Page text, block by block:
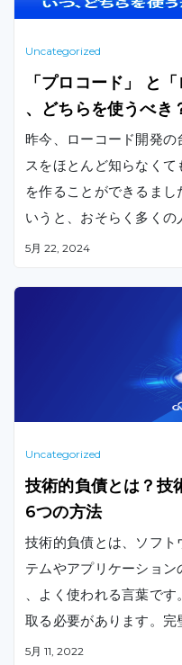
Uncategorized
「プロコード」 と
、どちらを使うべき
昨今、ローコード開発
スをほとんど知らなく
を作ることができるま
いうと、おそらく多くの
ドでしょう。プロコード
5月 22, 2024
Uncategorized
技術的負債とは？技
6つの方法
技術的負債とは、ソフ
テムやアプリケーショ
、よく使われる言葉で
取る必要があります。完
ェアを開発することと、
5月 11, 2022